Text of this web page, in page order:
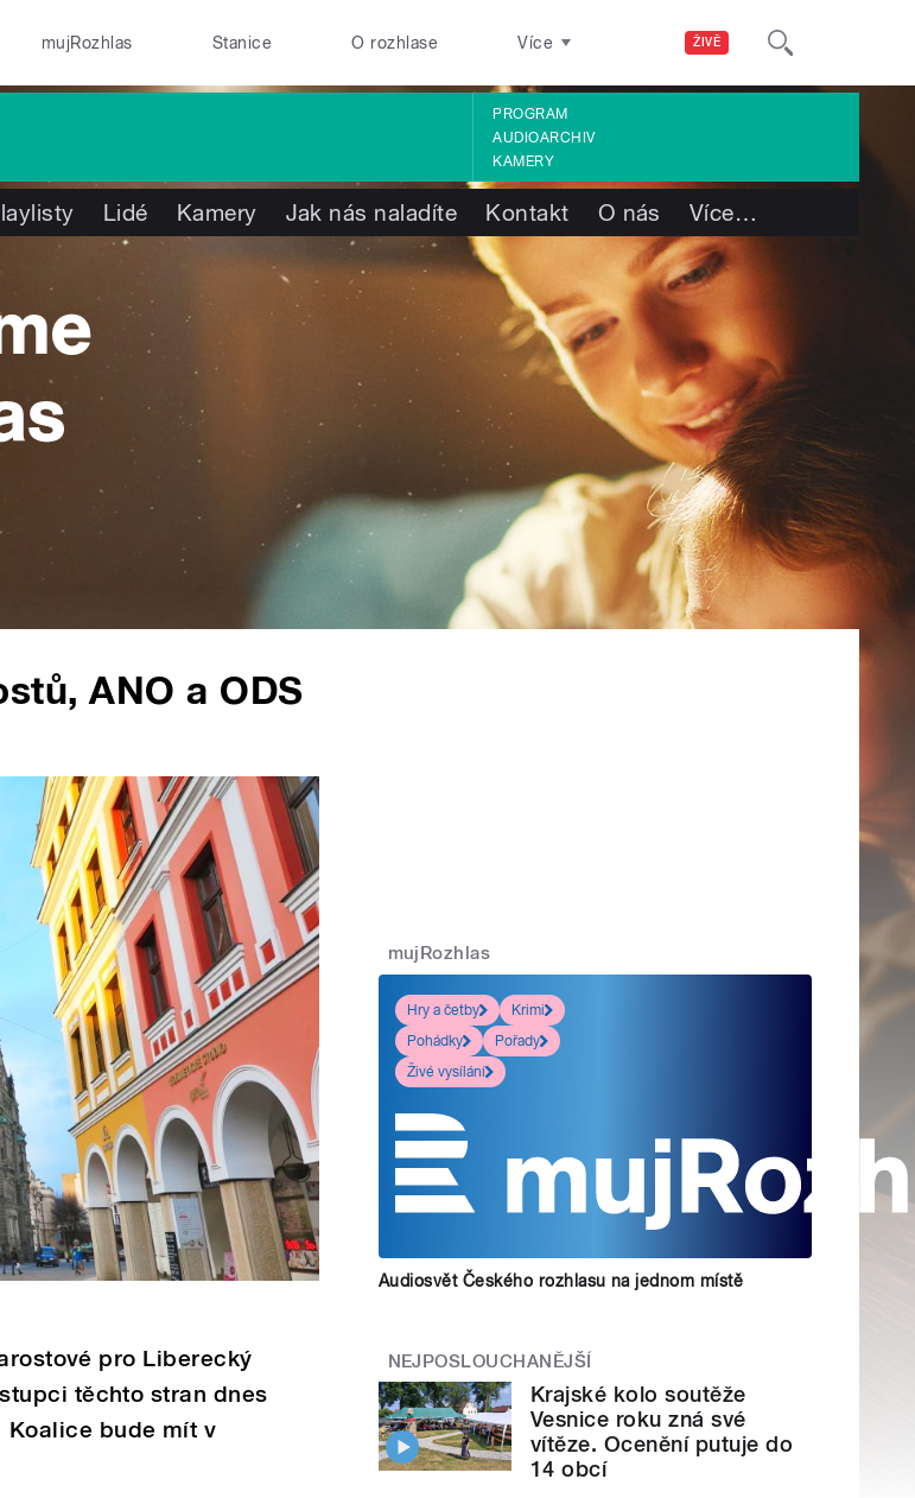
ŽIVĚ
mujRozhlas Stanice O rozhlase Více
PROGRAM
AUDIOARCHIV
KAMERY
Lidé Kamery Jak nás naladíte Kontakt O nás Více…
ANO a ODS
pro Liberecký
těchto stran dnes
bude mít v
mujRozhlas
Hry a četby
Krimi
Pohádky
Pořady
Živé vysílání
Audiosvět Českého rozhlasu na jednom místě
NEJPOSLOUCHANĚJŠÍ
Krajské kolo soutěže
Vesnice roku zná své
vítěze. Ocenění putuje do
14 obcí